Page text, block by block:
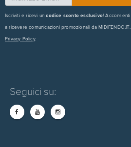
Iscriviti e ricevi uncodice sconto esclusivo! Acconsenti
a ricevere comunicazioni promozionali da MIDIFENDO.IT.
Privacy Policy.
Seguici su: